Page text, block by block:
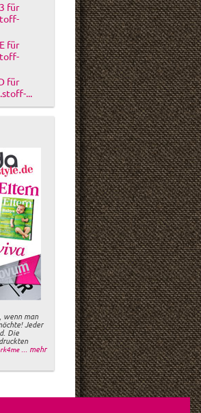
für
für
für
...
wenn man
Jeder
Die
... mehr